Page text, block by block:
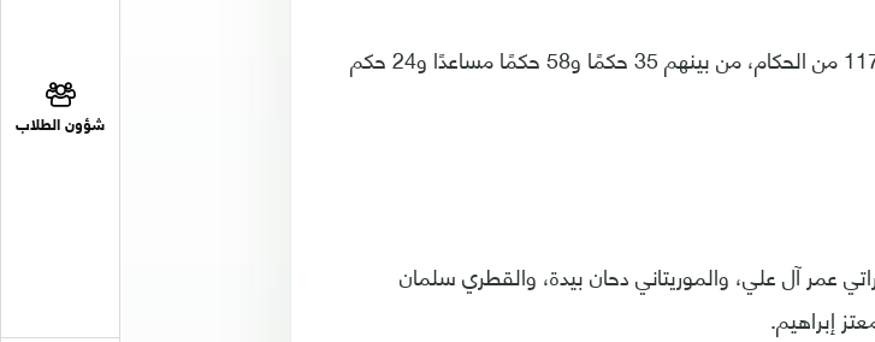
شؤون الطلاب
وسيشرف على إدارة المباريات ما مجموعه 117 من الحكام، من بينهم 35 حكمًا و58 حكمًا مساعدًا و24 حكم
الإماراتي عمر آل علي، والموريتاني دحان بيدة، والقطري سلمان
إبراهيم.